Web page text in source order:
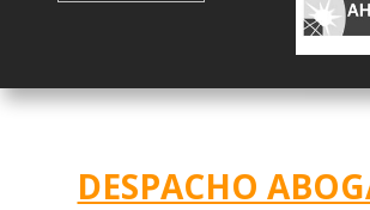
DESPACHO